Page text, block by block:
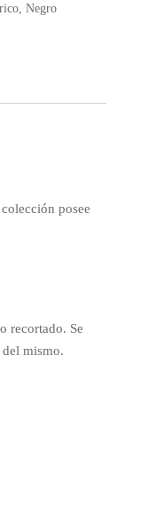
Negro
posee
recortado. Se
mismo.